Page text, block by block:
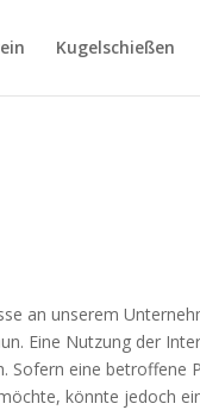
Kugelschießen
an unserem
Eine Nutzung der
Sofern eine betroffene
könnte jedoch